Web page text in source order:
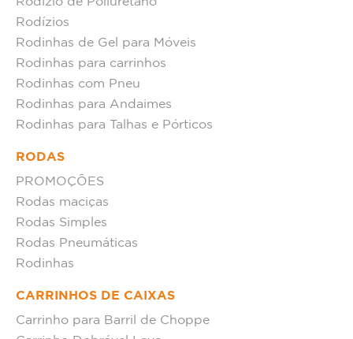
Rodízios
Rodinhas de Gel para Móveis
Rodinhas para carrinhos
Rodinhas com Pneu
Rodinhas para Andaimes
Rodinhas para Talhas e Pórticos
RODAS
PROMOÇÕES
Rodas maciças
Rodas Simples
Rodas Pneumáticas
Rodinhas
CARRINHOS DE CAIXAS
Carrinho para Barril de Choppe